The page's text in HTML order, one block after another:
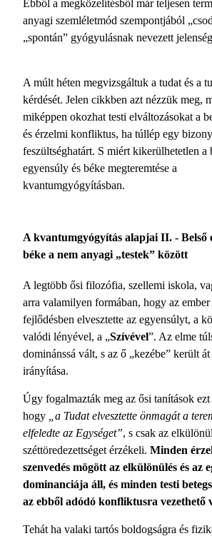
Ebből a megközelítésből már teljesen
anyagi szemléletmód szempontjából
„spontán” gyógyulásnak nevezett
A múlt héten megvizsgáltuk a tudat és a
kérdését. Jelen cikkben azt nézzük meg,
miképpen okozhat testi elváltozásokat a
és érzelmi konfliktus, ha túllép egy
feszültséghatárt. S miért kikerülhetetlen a
egyensúly és béke megteremtése a
kvantumgyógyításban.
A kvantumgyógyítás alapjai II. - Belső
béke a nem anyagi „testek” között
A legtöbb ősi filozófia, szellemi iskola,
arra valamilyen formában, hogy az
fejlődésben elvesztette az egyensúlyt, a
valódi lényével, a „Szívével”. Az elme
dominánssá vált, s az ő „kezébe” került át
irányítása.
Úgy fogalmazták meg az ősi tanítások
hogy
„a Tudat elvesztette önmagát a
elfeledte az Egységet”, s csak az
széttöredezettséget érzékeli. Minden
szenvedés mögött az elkülönülés és az
dominanciája áll, és minden testi
az ebből adódó konfliktusra vezethető
Tehát ha valaki tartós boldogságra és